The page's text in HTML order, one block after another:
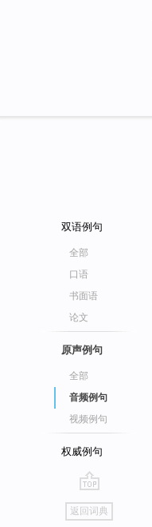
双语例句
全部
口语
书面语
论文
原声例句
全部
音频例句
视频例句
权威例句
go
top
返回词典